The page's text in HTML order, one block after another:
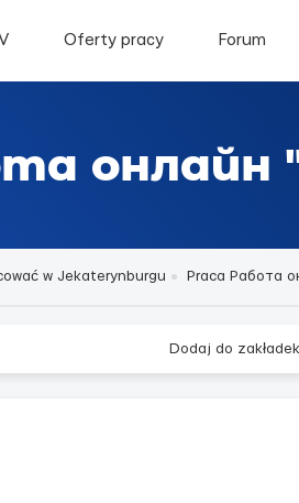
Oferty pracy Forum
онлайн
w Jekaterynburgu Praca Работа
Dodaj do zakładek